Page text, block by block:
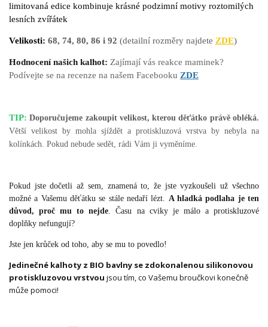
limitovaná edice kombinuje krásné podzimní motivy roztomilých
lesních zvířátek
Velikosti: 68, 74, 80, 86 i 92 (detailní rozměry najdete ZDE)
Hodnocení našich kalhot: Zajímají vás reakce maminek?
Podívejte se na recenze na našem Facebooku ZDE
TIP:Doporučujeme zakoupit velikost, kterou děťátko právě obléká.
Větší velikost by mohla sjíždět a protiskluzová vrstva by nebyla na
kolínkách. Pokud nebude sedět, rádi Vám ji vyměníme.
Pokud jste dočetli až sem, znamená to, že jste vyzkoušeli už všechno
možné a Vašemu děťátku se stále nedaří lézt. A hladká podlaha je ten
důvod, proč mu to nejde. Času na cviky je málo a protiskluzové
doplňky nefungují?
Jste jen krůček od toho, aby se mu to povedlo!
Jedinečné kalhoty z BIO bavlny se zdokonalenou silikonovou
protiskluzovou vrstvou jsou tím, co Vašemu broučkovi konečně
může pomoci!